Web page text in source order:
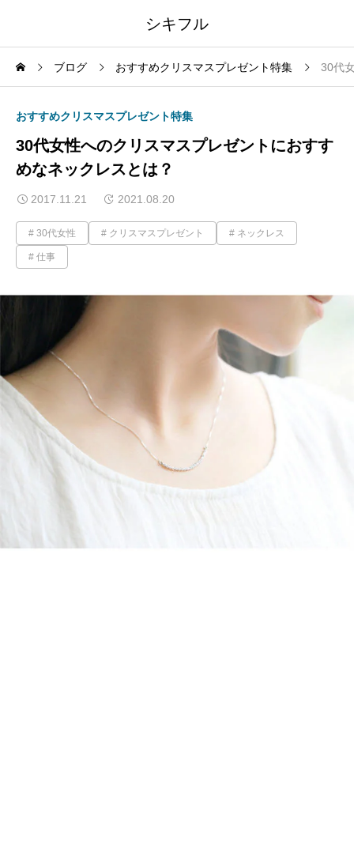
シキフル
ブログ おすすめクリスマスプレゼント特集 30代
おすすめクリスマスプレゼント特集
30代女性へのクリスマスプレゼントにおすす
めなネックレスとは？
2017.11.21 2021.08.20
30代女性 クリスマスプレゼント ネックレス
仕事